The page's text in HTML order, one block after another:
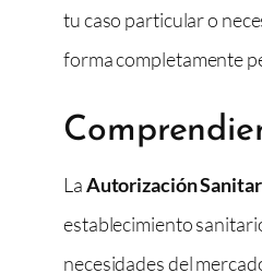
tu caso particular o
forma completamente
LaAutorización
establecimiento
necesidades del